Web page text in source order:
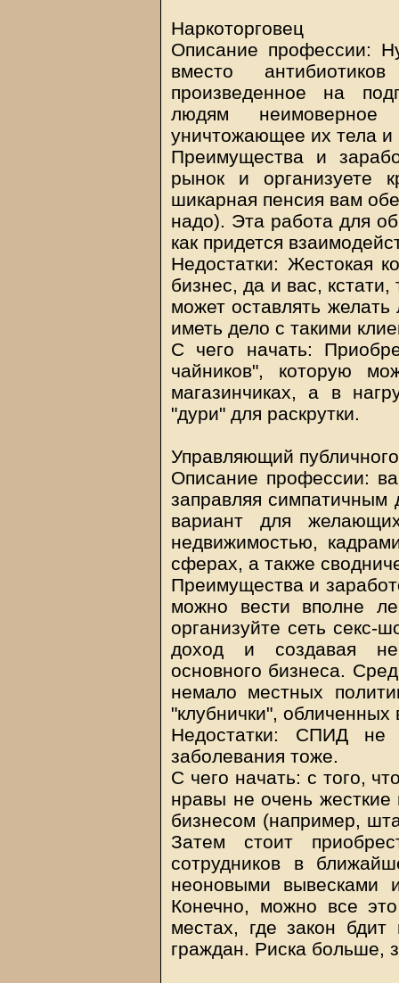
Наркоторговец
Описание профессии:
вместо
произведенное на
людям неимоверное
уничтожающее их тела и
Преимущества и
рынок и организуете
шикарная пенсия вам
надо). Эта работа для
как придется
Недостатки: Жестокая
бизнес, да и вас,
может оставлять желать
иметь дело с такими
С чего начать:
чайников", которую
магазинчиках, а в
"дури" для раскрутки.
Управляющий
Описание профессии:
заправляя
вариант для
недвижимостью,
сферах, а также
Преимущества и
можно вести вполне
организуйте сеть секс-
доход и создавая
основного бизнеса.
немало местных
"клубнички", обличенных
Недостатки: СПИД не
заболевания тоже.
С чего начать: с того,
нравы не очень жесткие
бизнесом (например,
Затем стоит
сотрудников в
неоновыми вывесками
Конечно, можно все
местах, где закон
граждан. Риска больше,